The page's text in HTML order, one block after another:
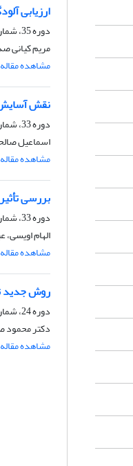
ارزیابی
دوره 35، شماره 51، پاییز 1388
مریم کیانی
مشاهده مقاله
نقش آسایش
دوره 33، شماره 44، زمستان 1386
اسماعیل
مشاهده مقاله
بررسی
دوره 33، شماره 43، پاییز 1386
الهام
مشاهده مقاله
روش جدید
دوره 24، شماره 21، تابستان 1377
دکتر محمود
مشاهده مقاله